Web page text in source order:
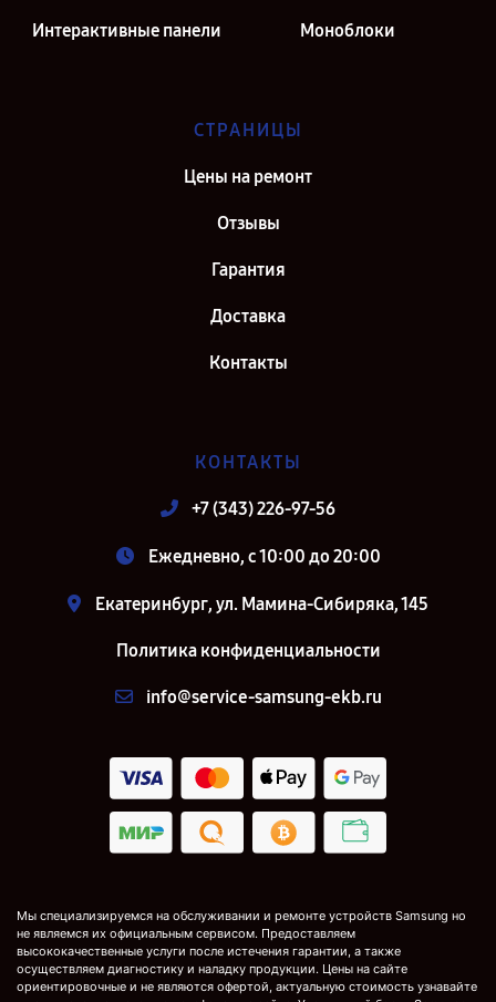
Интерактивные панели Моноблоки
СТРАНИЦЫ
Цены на ремонт
Отзывы
Гарантия
Доставка
Контакты
КОНТАКТЫ
+7 (343) 226-97-56
Ежедневно, с 10:00 до 20:00
Екатеринбург, ул. Мамина-Сибиряка, 145
Политика конфиденциальности
info@service-samsung-ekb.ru
Мы специализируемся на обслуживании и ремонте устройств Samsung но
не являемся их официальным сервисом. Предоставляем
высококачественные услуги после истечения гарантии, а также
осуществляем диагностику и наладку продукции. Цены на сайте
ориентировочные и не являются офертой, актуальную стоимость узнавайте